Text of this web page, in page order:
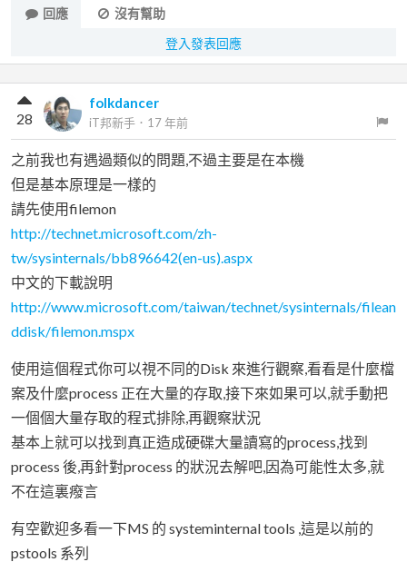
回應
沒有幫助
登入發表回應
folkdancer
iT邦新手 ． 17 年前
28
之前我也有遇過類似的問題,不過主要是在本機
但是基本原理是一樣的
請先使用filemon
http://technet.microsoft.com/zh-
tw/sysinternals/bb896642(en-us).aspx
中文的下載說明
http://www.microsoft.com/taiwan/technet/sysinternals/filean
ddisk/filemon.mspx
使用這個程式你可以視不同的Disk 來進行觀察,看看是什麼檔
案及什麼process 正在大量的存取,接下來如果可以,就手動把
一個個大量存取的程式排除,再觀察狀況
基本上就可以找到真正造成硬碟大量讀寫的process,找到
process 後,再針對process 的狀況去解吧,因為可能性太多,就
不在這裏癈言
有空歡迎多看一下MS 的 systeminternal tools ,這是以前的
pstools 系列